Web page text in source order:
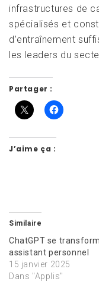
infrastructures de
spécialisés et
d’entraînement
les leaders du
Partager :
J’aime ça :
Similaire
ChatGPT se
assistant personnel
15 janvier 2025
Dans "Applis"